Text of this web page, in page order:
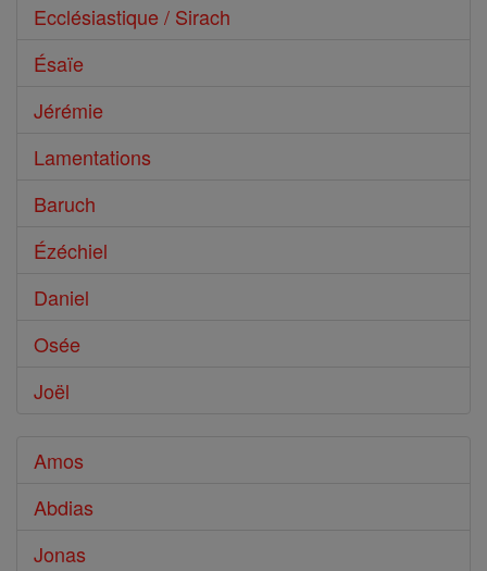
Ecclésiastique / Sirach
Ésaïe
Jérémie
Lamentations
Baruch
Ézéchiel
Daniel
Osée
Joël
Amos
Abdias
Jonas